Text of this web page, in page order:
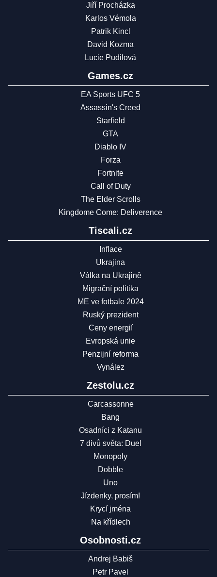
Jiří Procházka
Karlos Vémola
Patrik Kincl
David Kozma
Lucie Pudilová
Games.cz
EA Sports UFC 5
Assassin's Creed
Starfield
GTA
Diablo IV
Forza
Fortnite
Call of Duty
The Elder Scrolls
Kingdome Come: Deliverence
Tiscali.cz
Inflace
Ukrajina
Válka na Ukrajině
Migrační politika
ME ve fotbale 2024
Ruský prezident
Ceny energií
Evropská unie
Penzijní reforma
Vynález
Zestolu.cz
Carcassonne
Bang
Osadníci z Katanu
7 divů světa: Duel
Monopoly
Dobble
Uno
Jízdenky, prosím!
Krycí jména
Na křídlech
Osobnosti.cz
Andrej Babiš
Petr Pavel